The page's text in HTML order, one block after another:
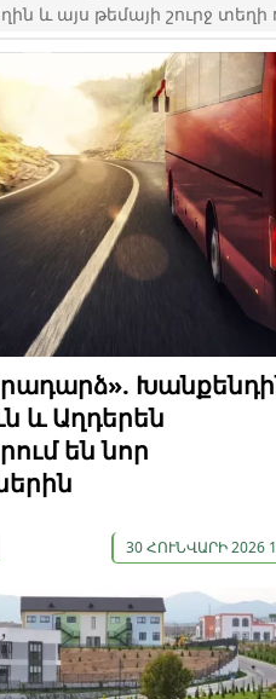
և այս թեմայի շուրջ տեղի
և Աղդերեն
են նոր
30 ՀՈՒՆՎԱՐԻ 2026